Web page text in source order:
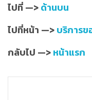
ไปที่ —>ด้านบน
ไปที่หน้า —>บริการข
กลับไป —>หน้าแรก